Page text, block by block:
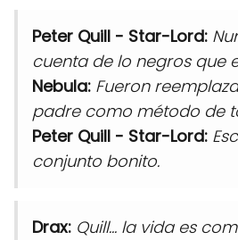
Peter Quill - Star-Lord:
cuenta de lo negros que
Nebula: Fueron
padre como método de
Peter Quill - Star-Lord:
conjunto bonito.
Drax: Quill... la vida es